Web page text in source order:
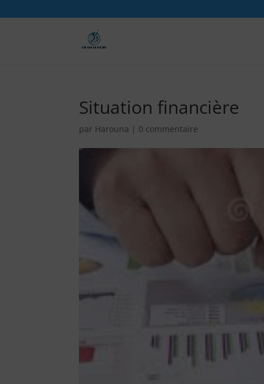
Situation financière
par Harouna | 0 commentaire